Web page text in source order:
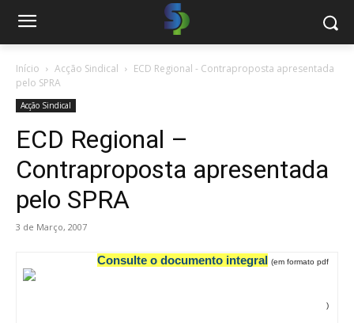
Início Acção Sindical
ECD Regional - Contraproposta apresentada
pelo SPRA
Acção Sindical
ECD Regional –
Contraproposta apresentada
pelo SPRA
3 de Março, 2007
Consulte o documento integral (em formato pdf
)